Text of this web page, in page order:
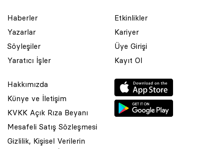
Haberler
Yazarlar
Söyleşiler
Yaratıcı İşler
Etkinlikler
Kariyer
Üye Girişi
Kayıt Ol
Hakkımızda
Künye ve İletişim
KVKK Açık Rıza Beyanı
Mesafeli Satış Sözleşmesi
Gizlilik, Kişisel Verilerin